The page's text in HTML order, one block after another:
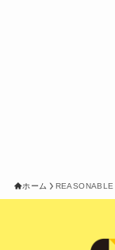
ホーム REASONABLE